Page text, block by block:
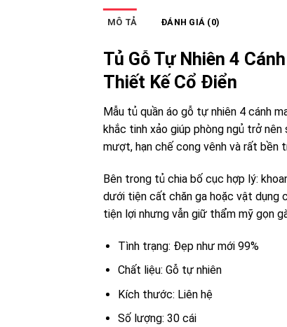
MÔ TẢ ĐÁNH GIÁ (0)
Tủ Gỗ Tự Nhiên 4
Thiết Kế Cổ Điển
Mẫu tủ quần áo gỗ tự nhiên 4 cánh
khắc tinh xảo giúp phòng ngủ trở
mượt, hạn chế cong vênh và rất bền
Bên trong tủ chia bố cục hợp lý:
dưới tiện cất chăn ga hoặc vật dụng
tiện lợi nhưng vẫn giữ thẩm mỹ gọn
Tình trạng: Đẹp như mới 99%
Chất liệu: Gỗ tự nhiên
Kích thước: Liên hệ
Số lượng: 30 cái